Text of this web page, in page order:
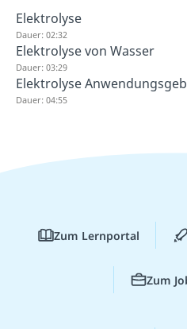
Elektrolyse
Dauer: 02:32
Elektrolyse von Wasser
Dauer: 03:29
Elektrolyse
Dauer: 04:55
Zum Lernportal
Zum